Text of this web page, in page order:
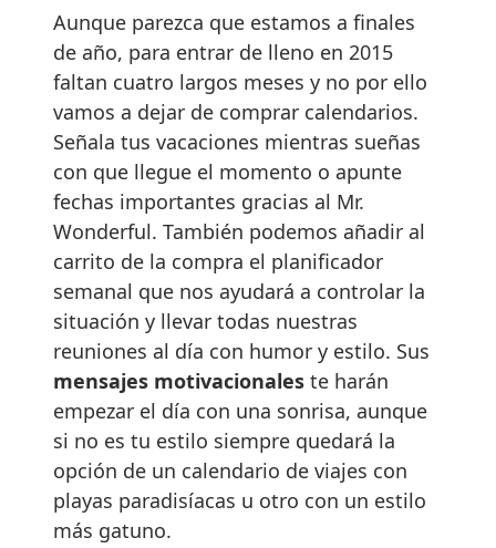
Aunque parezca que estamos a finales
de año, para entrar de lleno en 2015
faltan cuatro largos meses y no por ello
vamos a dejar de comprar calendarios.
Señala tus vacaciones mientras sueñas
con que llegue el momento o apunte
fechas importantes gracias al Mr.
Wonderful. También podemos añadir al
carrito de la compra el planificador
semanal que nos ayudará a controlar la
situación y llevar todas nuestras
reuniones al día con humor y estilo. Sus
mensajes motivacionales te harán
empezar el día con una sonrisa, aunque
si no es tu estilo siempre quedará la
opción de un calendario de viajes con
playas paradisíacas u otro con un estilo
más gatuno.